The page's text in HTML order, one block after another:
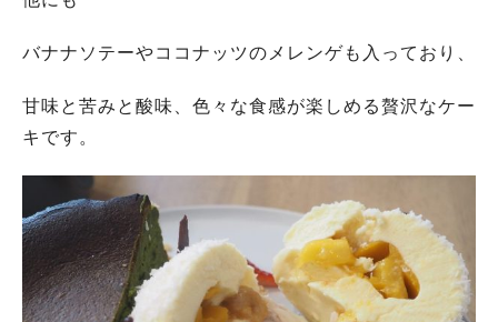
バナナソテーやココナッツのメレンゲも入っており、
甘味と苦みと酸味、色々な食感が楽しめる贅沢なケー
キです。